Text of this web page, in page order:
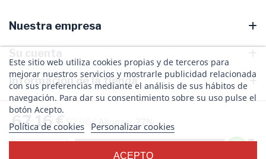
67,16 € 92,00 € Ahorras -27%
Añadir
Nuestra empresa
Información de la tienda
Este sitio web utiliza cookies propias y de terceros para
mejorar nuestros servicios y mostrarle publicidad relacionada
con sus preferencias mediante el análisis de sus hábitos de
navegación. Para dar su consentimiento sobre su uso pulse el
botón Acepto.
Política de cookies Personalizar cookies
ACEPTO
¡Síguenos!